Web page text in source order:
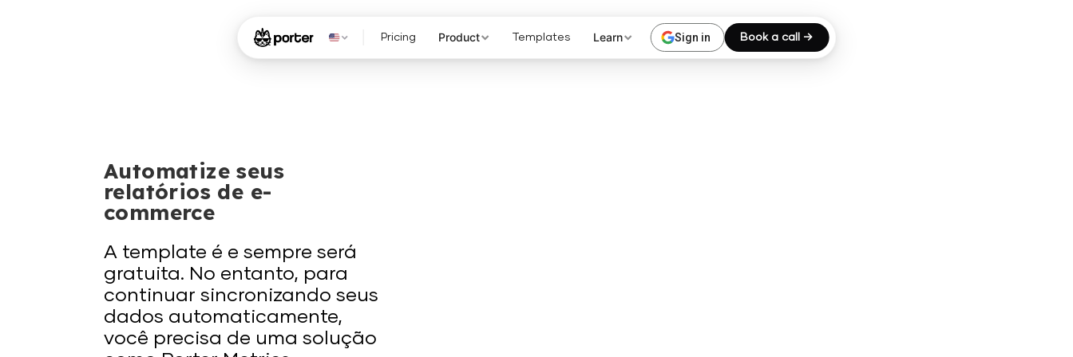
Pricing Product Templates Learn Sign in Book a call →
Automatize seus
relatórios de e-
commerce
A template é e sempre será
gratuita. No entanto, para
continuar sincronizando seus
dados automaticamente,
você precisa de uma solução